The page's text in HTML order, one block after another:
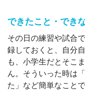
できたこと・でき
その日の練習や試合
録しておくと、自分
も、小学生だとそこ
ん。そういった時は
た」など簡単なこと